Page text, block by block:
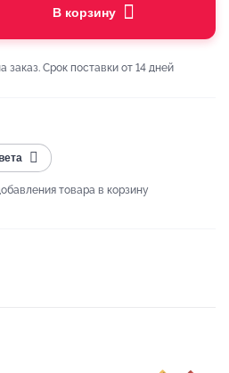
В корзину
заказ. Срок поставки от 14 дней
товара в корзину